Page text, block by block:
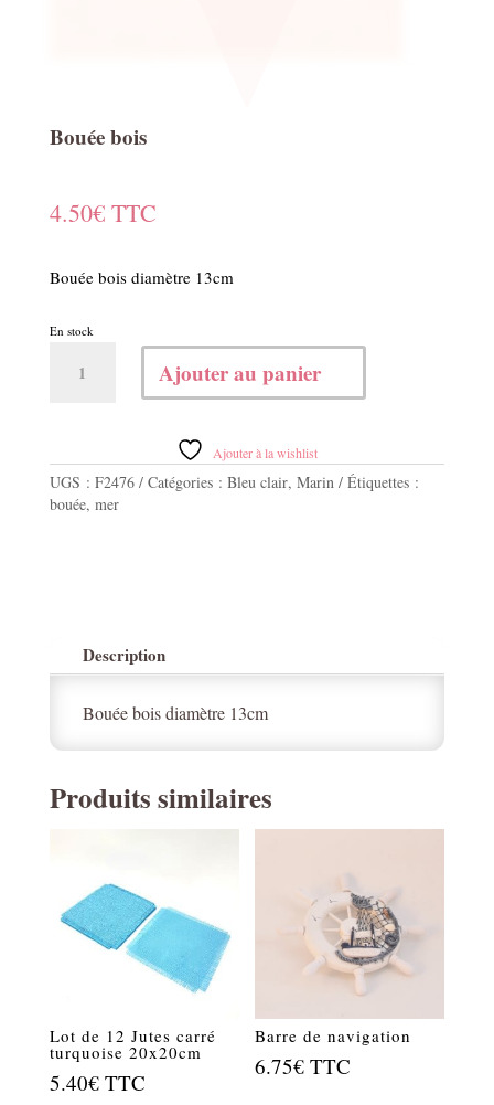
Bouée bois
4.50€ TTC
Bouée bois diamètre 13cm
En stock
Ajouter au panier
Ajouter à la wishlist
UGS : F2476 Catégories : Bleu clair, Marin
Étiquettes :
bouée, mer
Description
Bouée bois diamètre 13cm
Produits similaires
Lot de 12 Jutes carré
turquoise 20x20cm
5.40€ TTC
Barre de navigation
6.75€ TTC